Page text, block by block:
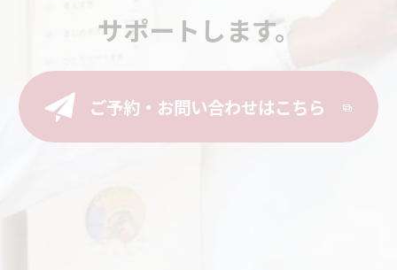
サポートします。
ご予約・お問い合わせはこちら